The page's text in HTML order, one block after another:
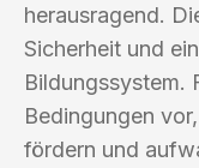
herausragend.
Sicherheit und
Bildungssystem.
Bedingungen
fördern und